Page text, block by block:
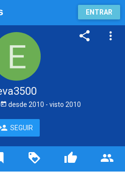
ENTRAR
desde 2010 - visto 2010
SEGUIR